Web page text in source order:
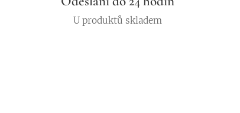
U produktů skladem